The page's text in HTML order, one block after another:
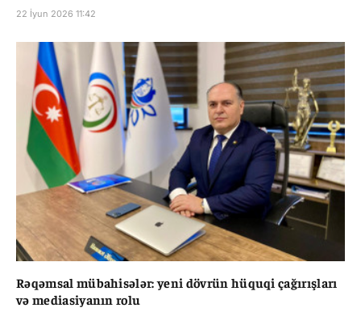
22 İyun 2026 11:42
Rəqəmsal mübahisələr: yeni dövrün hüquqi çağırışları
və mediasiyanın rolu